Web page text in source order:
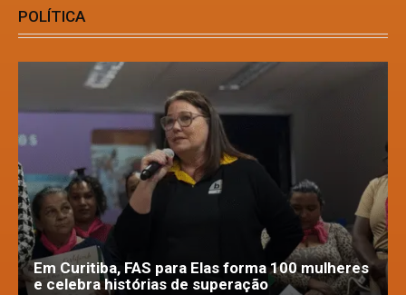
POLÍTICA
Em Curitiba, FAS para Elas forma 100 mulheres
e celebra histórias de superação